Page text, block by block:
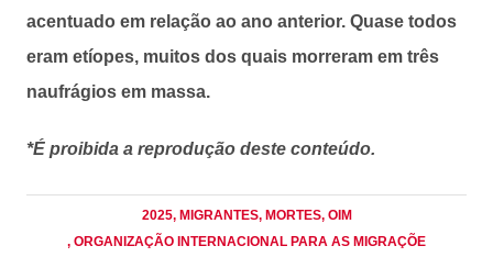
acentuado em relação ao ano anterior. Quase todos
eram etíopes, muitos dos quais morreram em três
naufrágios em massa.
*É proibida a reprodução deste conteúdo.
2025, MIGRANTES, MORTES, OIM
, ORGANIZAÇÃO INTERNACIONAL PARA AS MIGRAÇÕE